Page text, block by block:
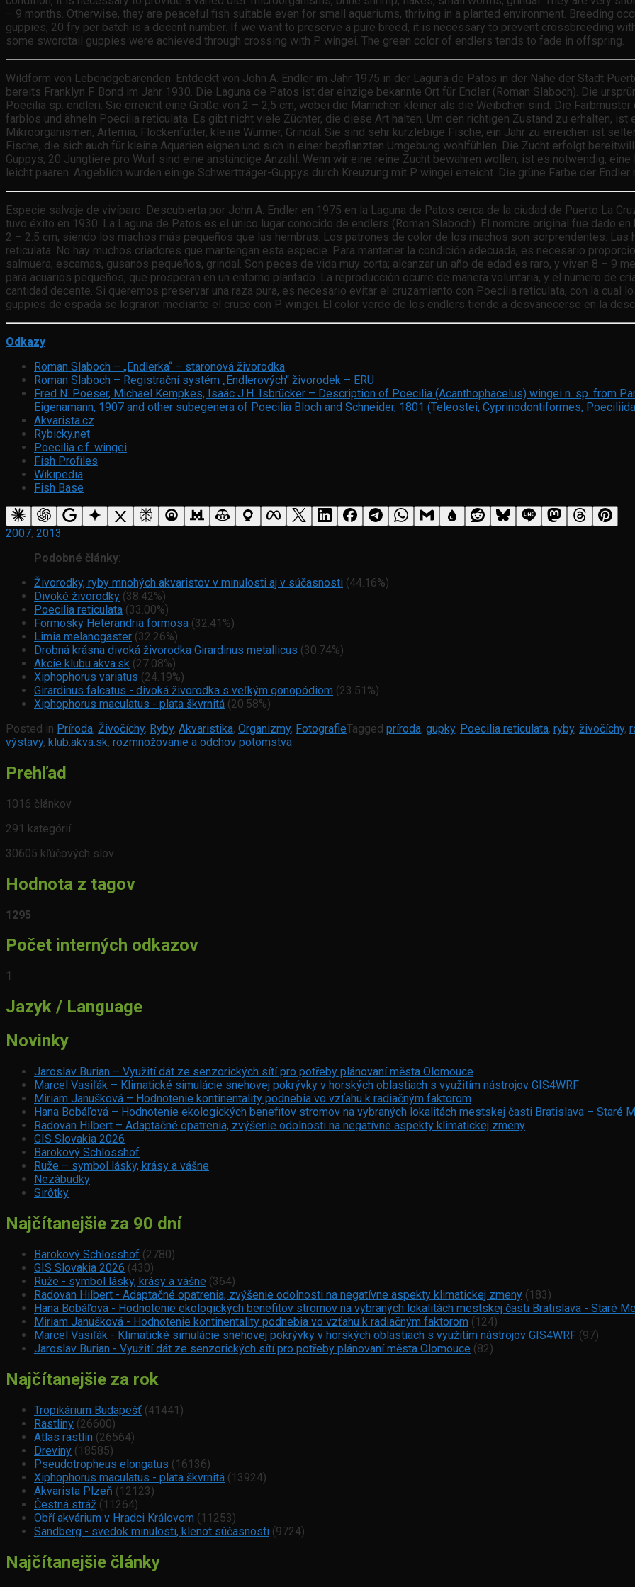
– 9 months. Otherwise, they are peaceful fish suitable even for small aquariums, thriving in a planted environment. Breeding
guppies; 20 fry per batch is a decent number. If we want to preserve a pure breed, it is necessary to prevent crossbreeding
some swordtail guppies were achieved through crossing with P. wingei. The green color of endlers tends to fade in offspring.
Wildform von Lebendgebärenden. Entdeckt von John A. Endler im Jahr 1975 in der Laguna de Patos in der Nähe der Stadt
bereits Franklyn F. Bond im Jahr 1930. Die Laguna de Patos ist der einzige bekannte Ort für Endler (Roman Slaboch). Die
Poecilia sp. endleri. Sie erreicht eine Größe von 2 – 2,5 cm, wobei die Männchen kleiner als die Weibchen sind. Die
farblos und ähneln Poecilia reticulata. Es gibt nicht viele Züchter, die diese Art halten. Um den richtigen Zustand zu erhalten,
Mikroorganismen, Artemia, Flockenfutter, kleine Würmer, Grindal. Sie sind sehr kurzlebige Fische; ein Jahr zu erreichen ist
Fische, die sich auch für kleine Aquarien eignen und sich in einer bepflanzten Umgebung wohlfühlen. Die Zucht erfolgt
Guppys; 20 Jungtiere pro Wurf sind eine anständige Anzahl. Wenn wir eine reine Zucht bewahren wollen, ist es notwendig,
leicht paaren. Angeblich wurden einige Schwertträger-Guppys durch Kreuzung mit P. wingei erreicht. Die grüne Farbe der
Especie salvaje de vivíparo. Descubierta por John A. Endler en 1975 en la Laguna de Patos cerca de la ciudad de Puerto La
tuvo éxito en 1930. La Laguna de Patos es el único lugar conocido de endlers (Roman Slaboch). El nombre original fue dado
2 – 2.5 cm, siendo los machos más pequeños que las hembras. Los patrones de color de los machos son sorprendentes.
reticulata. No hay muchos criadores que mantengan esta especie. Para mantener la condición adecuada, es necesario
salmuera, escamas, gusanos pequeños, grindal. Son peces de vida muy corta; alcanzar un año de edad es raro, y viven 8 – 9
para acuarios pequeños, que prosperan en un entorno plantado. La reproducción ocurre de manera voluntaria, y el número de
cantidad decente. Si queremos preservar una raza pura, es necesario evitar el cruzamiento con Poecilia reticulata, con la cual
guppies de espada se lograron mediante el cruce con P. wingei. El color verde de los endlers tiende a desvanecerse en la
Odkazy
Roman Slaboch – „Endlerka“ – staronová živorodka
Roman Slaboch – Registrační systém „Endlerových“ živorodek – ERU
Fred N. Poeser, Michael Kempkes, Isaäc J.H. Isbrücker – Description of Poecilia (Acanthophacelus) wingei n. sp. from
Eigenamann, 1907 and other subegenera of Poecilia Bloch and Schneider, 1801 (Teleostei, Cyprinodontiformes,
Akvarista.cz
Rybicky.net
Poecilia c.f. wingei
Fish Profiles
Wikipedia
Fish Base
2007, 2013
Podobné články:
Živorodky, ryby mnohých akvaristov v minulosti aj v súčasnosti (44.16%)
Divoké živorodky (38.42%)
Poecilia reticulata (33.00%)
Formosky Heterandria formosa (32.41%)
Limia melanogaster (32.26%)
Drobná krásna divoká živorodka Girardinus metallicus (30.74%)
Akcie klubu.akva.sk (27.08%)
Xiphophorus variatus (24.19%)
Girardinus falcatus - divoká živorodka s veľkým gonopódiom (23.51%)
Xiphophorus maculatus - plata škvrnitá (20.58%)
Posted in Príroda, Živočíchy, Ryby, Akvaristika, Organizmy, FotografieTagged príroda, gupky, Poecilia reticulata, ryby, živočíchy,
výstavy, klub.akva.sk, rozmnožovanie a odchov potomstva
Prehľad
1016 článkov
291 kategórií
30605 kľúčových slov
Hodnota z tagov
1295
Počet interných odkazov
1
Jazyk / Language
Novinky
Jaroslav Burian – Využití dát ze senzorických sítí pro potřeby plánovaní města Olomouce
Marcel Vasiľák – Klimatické simulácie snehovej pokrývky v horských oblastiach s využitím nástrojov GIS4WRF
Miriam Janušková – Hodnotenie kontinentality podnebia vo vzťahu k radiačným faktorom
Hana Bobáľová – Hodnotenie ekologických benefitov stromov na vybraných lokalitách mestskej časti Bratislava – Staré
Radovan Hilbert – Adaptačné opatrenia, zvýšenie odolnosti na negatívne aspekty klimatickej zmeny
GIS Slovakia 2026
Barokový Schlosshof
Ruže – symbol lásky, krásy a vášne
Nezábudky
Sirôtky
Najčítanejšie za 90 dní
Barokový Schlosshof (2780)
GIS Slovakia 2026 (430)
Ruže - symbol lásky, krásy a vášne (364)
Radovan Hilbert - Adaptačné opatrenia, zvýšenie odolnosti na negatívne aspekty klimatickej zmeny (183)
Hana Bobáľová - Hodnotenie ekologických benefitov stromov na vybraných lokalitách mestskej časti Bratislava - Staré
Miriam Janušková - Hodnotenie kontinentality podnebia vo vzťahu k radiačným faktorom (124)
Marcel Vasiľák - Klimatické simulácie snehovej pokrývky v horských oblastiach s využitím nástrojov GIS4WRF (97)
Jaroslav Burian - Využití dát ze senzorických sítí pro potřeby plánovaní města Olomouce (82)
Najčítanejšie za rok
Tropikárium Budapešť (41441)
Rastliny (26600)
Atlas rastlín (26564)
Dreviny (18585)
Pseudotropheus elongatus (16136)
Xiphophorus maculatus - plata škvrnitá (13924)
Akvarista Plzeň (12123)
Čestná stráž (11264)
Obří akvárium v Hradci Královom (11253)
Sandberg - svedok minulosti, klenot súčasnosti (9724)
Najčítanejšie články